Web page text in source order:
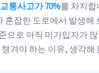
교통사고가 70%를 차지합
혼잡한 도로에서 발생해
으로 아직 미가입자가
겨야 하는 이유, 생각해